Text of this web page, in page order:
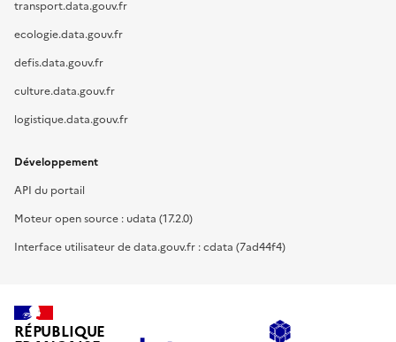
transport.data.gouv.fr
ecologie.data.gouv.fr
defis.data.gouv.fr
culture.data.gouv.fr
logistique.data.gouv.fr
Développement
API du portail
Moteur open source : udata (17.2.0)
Interface utilisateur de data.gouv.fr : cdata (7ad44f4)
RÉPUBLIQUE